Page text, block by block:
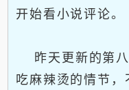
开始看小说评论。
昨天更新的第八
吃麻辣烫的情节